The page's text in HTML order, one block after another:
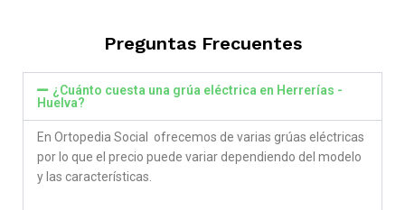
Preguntas Frecuentes
¿Cuánto cuesta una grúa eléctrica en Herrerías -
Huelva?
En Ortopedia Social ofrecemos de varias grúas eléctricas
por lo que el precio puede variar dependiendo del modelo
y las características.